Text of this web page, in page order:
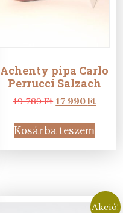
Achenty pipa Carlo
Perrucci Salzach
19 789Ft Original
was:
19
789 Ft.
17 990Ft
990
Kosárba teszem
Akció!